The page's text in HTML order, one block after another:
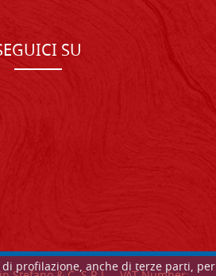
profilazione, anche di terze parti, per
SU